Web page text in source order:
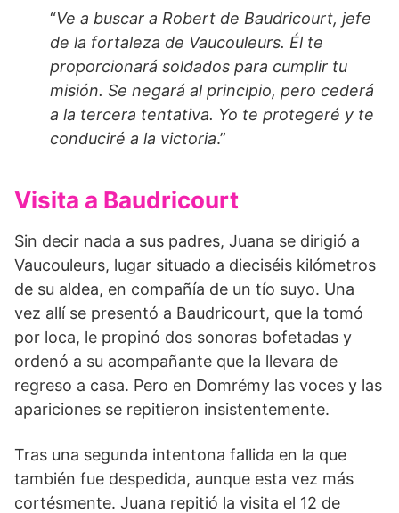
“Ve a buscar a Robert de Baudricourt, jefe
de la fortaleza de Vaucouleurs. Él te
proporcionará soldados para cumplir tu
misión. Se negará al principio, pero cederá
a la tercera tentativa. Yo te protegeré y te
conduciré a la victoria.”
Visita a Baudricourt
Sin decir nada a sus padres, Juana se dirigió a
Vaucouleurs, lugar situado a dieciséis kilómetros
de su aldea, en compañía de un tío suyo. Una
vez allí se presentó a Baudricourt, que la tomó
por loca, le propinó dos sonoras bofetadas y
ordenó a su acompañante que la llevara de
regreso a casa. Pero en Domrémy las voces y las
apariciones se repitieron insistentemente.
Tras una segunda intentona fallida en la que
también fue despedida, aunque esta vez más
cortésmente. Juana repitió la visita el 12 de